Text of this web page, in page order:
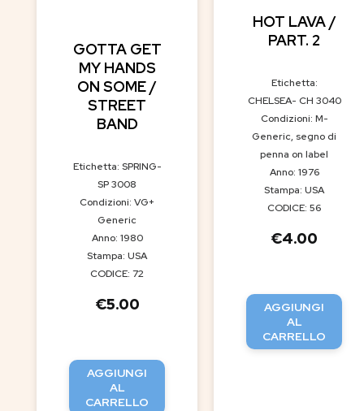
GOTTA GET
MY HANDS
ON SOME /
STREET
BAND
Etichetta: SPRING-
SP 3008
Condizioni: VG+
Generic
Anno: 1980
Stampa: USA
CODICE: 72
€5.00
AGGIUNGI
AL
CARRELLO
HOT LAVA /
PART. 2
Etichetta:
CHELSEA- CH 3040
Condizioni: M-
Generic, segno di
penna on label
Anno: 1976
Stampa: USA
CODICE: 56
€4.00
AGGIUNGI
AL
CARRELLO